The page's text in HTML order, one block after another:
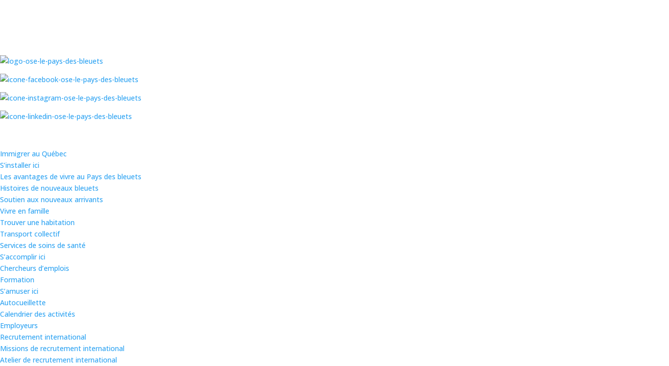
Immigrer au Québec
S’installer ici
Les avantages de vivre au Pays des bleuets
Histoires de nouveaux bleuets
Soutien aux nouveaux arrivants
Vivre en famille
Trouver une habitation
Transport collectif
Services de soins de santé
S’accomplir ici
Chercheurs d’emplois
Formation
S’amuser ici
Autocueillette
Calendrier des activités
Employeurs
Recrutement international
Missions de recrutement international
Atelier de recrutement international